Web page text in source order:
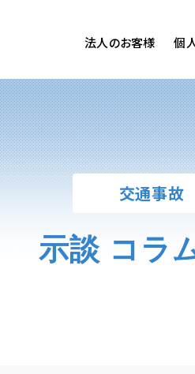
法人のお客様
相談
イト 労務専
個
個人のお客様ご相談
交通事故
離婚問題
相続問題
交通事故
示談 コラ